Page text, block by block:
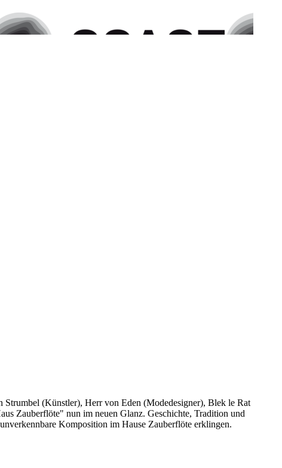
(Künstler), Herr von Eden (Modedesigner), Blek le Rat
Zauberflöte" nun im neuen Glanz. Geschichte, Tradition und
Komposition im Hause Zauberflöte erklingen.